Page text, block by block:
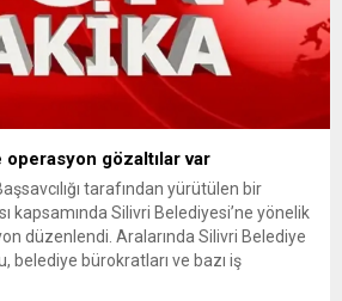
gözaltılar var
tarafından yürütülen bir
kapsamında Silivri Belediyesi’ne yönelik
düzenlendi. Aralarında Silivri Belediye
belediye bürokratları ve bazı iş